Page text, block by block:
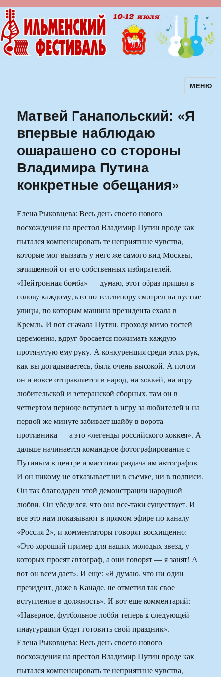
Ильменский фестиваль авторскойМЕНЮ
Матвей Ганапольский: «Я
впервые наблюдаю
ошарашено со стороны
Владимира Путина
конкретные обещания»
Елена Рыковцева: Весь день своего нового
восхождения на престол Владимир Путин вроде как
пытался компенсировать те неприятные чувства,
которые мог вызвать у него же самого вид Москвы,
зачищенной от его собственных избирателей.
«Нейтронная бомба» — думаю, этот образ пришел в
голову каждому, кто по телевизору смотрел на пустые
улицы, по которым машина президента ехала в
Кремль. И вот сначала Путин, проходя мимо гостей
церемонии, вдруг бросается пожимать каждую
протянутую ему руку. А конкуренция среди этих рук,
как вы догадываетесь, была очень высокой. А потом
он и вовсе отправляется в народ, на хоккей, на игру
любительской и ветеранской сборных, там он в
четвертом периоде вступает в игру за любителей и на
первой же минуте забивает шайбу в ворота
противника — а это «легенды российского хоккея». А
дальше начинается командное фотографирование с
Путиным в центре и массовая раздача им автографов.
И он никому не отказывает ни в съемке, ни в подписи.
Он так благодарен этой демонстрации народной
любви. Он убедился, что она все-таки существует. И
все это нам показывают в прямом эфире по каналу
«Россия 2», и комментаторы говорят восхищенно:
«Это хороший пример для наших молодых звезд, у
которых просят автограф, а они говорят — я занят! А
вот он всем дает». И еще: «Я думаю, что ни один
президент, даже в Канаде, не отметил так свое
вступление в должность». И вот еще комментарий:
«Наверное, футбольное лобби теперь к следующей
инаугурации будет готовить свой праздник».
Елена Рыковцева: Весь день своего нового
восхождения на престол Владимир Путин вроде как
пытался компенсировать те неприятные чувства,